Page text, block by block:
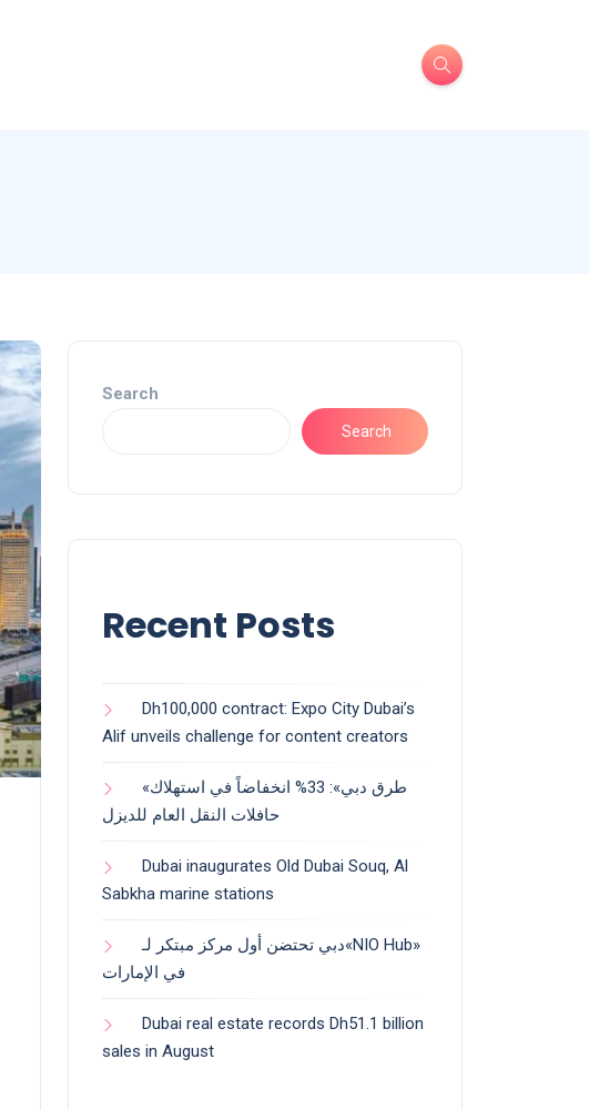
Search
Search
Recent Posts
Dh100,000 contract: Expo City Dubai’s
Alif unveils challenge for content creators
«طرق دبي»: 33% انخفاضاً في استهلاك
حافلات النقل العام للديزل
Dubai inaugurates Old Dubai Souq, Al
Sabkha marine stations
دبي تحتضن أول مركز مبتكر لـ«NIO Hub»
في الإمارات
Dubai real estate records Dh51.1 billion
sales in August